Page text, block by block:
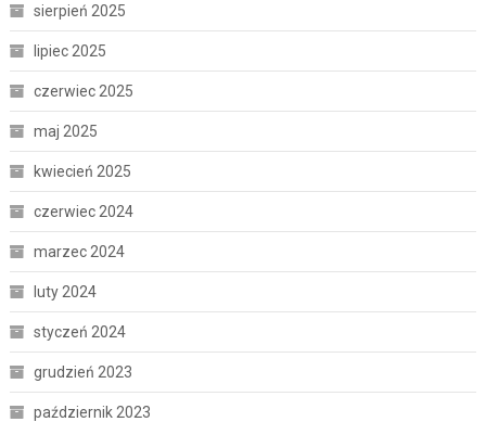
sierpień 2025
lipiec 2025
czerwiec 2025
maj 2025
kwiecień 2025
czerwiec 2024
marzec 2024
luty 2024
styczeń 2024
grudzień 2023
październik 2023